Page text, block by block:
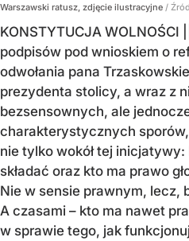
Warszawski ratusz, zdjęcie ilustracyjne /
KONSTYTUCJA WOLNOŚCI
podpisów pod wnioskiem o
odwołania pana
prezydenta stolicy, a wraz z
bezsensownych, ale
charakterystycznych
nie tylko wokół tej
składać oraz kto ma prawo
Nie w sensie prawnym, lecz,
A czasami – kto ma nawet
w sprawie tego, jak